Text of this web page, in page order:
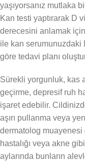
yaşıyorsanız mutlaka
Kan testi yaptırarak D
derecesini anlamak
ile kan serumunuzdaki
göre tedavi planı
Sürekli yorgunluk, kas
geçirme, depresif ruh
işaret edebilir.
aşırı pullanma veya
dermatolog
hastalığı veya akne
aylarında bunların